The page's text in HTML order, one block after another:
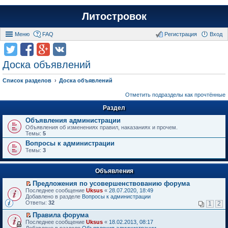
Литостровок
Меню FAQ Вход
Регистрация
Доска объявлений
Список разделов Доска объявлений
Отметить подразделы как прочтённые
Раздел
Объявления администрации
Объявления об изменениях правил, наказаниях и прочем.
Темы: 5
Вопросы к администрации
Темы: 3
Объявления
П
е
р
й
т
и
Предложения по усовершенствованию форума
Последнее сообщение Uksus « 28.07.2020, 18:49
Добавлено в разделе Вопросы к администрации
Ответы: 32 1 2
П
е
Правила форума
Последнее сообщение Uksus « 18.02.2013, 08:17